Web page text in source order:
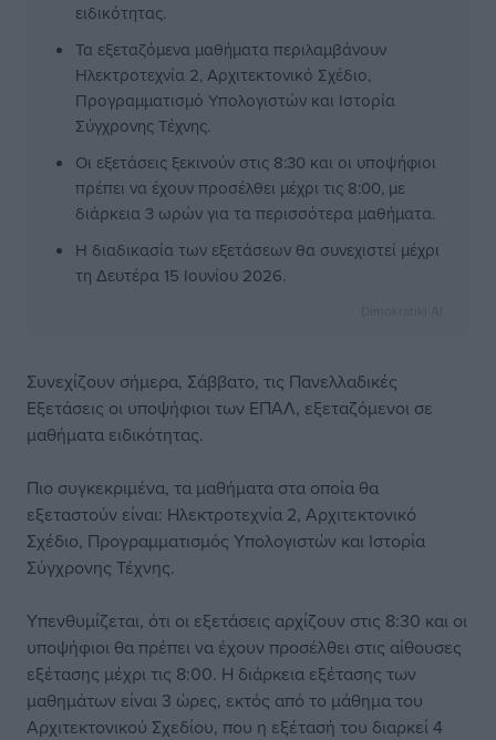
ειδικότητας.
Τα εξεταζόμενα μαθήματα περιλαμβάνουν
Ηλεκτροτεχνία 2, Αρχιτεκτονικό Σχέδιο,
Προγραμματισμό Υπολογιστών και Ιστορία
Σύγχρονης Τέχνης.
Οι εξετάσεις ξεκινούν στις 8:30 και οι υποψήφιοι
πρέπει να έχουν προσέλθει μέχρι τις 8:00, με
διάρκεια 3 ωρών για τα περισσότερα μαθήματα.
Η διαδικασία των εξετάσεων θα συνεχιστεί μέχρι
τη Δευτέρα 15 Ιουνίου 2026.
Συνεχίζουν σήμερα, Σάββατο, τις Πανελλαδικές
Εξετάσεις οι υποψήφιοι των ΕΠΑΛ, εξεταζόμενοι σε
μαθήματα ειδικότητας.
Πιο συγκεκριμένα, τα μαθήματα στα οποία θα
εξεταστούν είναι: Ηλεκτροτεχνία 2, Αρχιτεκτονικό
Σχέδιο, Προγραμματισμός Υπολογιστών και Ιστορία
Σύγχρονης Τέχνης.
Υπενθυμίζεται, ότι οι εξετάσεις αρχίζουν στις 8:30 και οι
υποψήφιοι θα πρέπει να έχουν προσέλθει στις αίθουσες
εξέτασης μέχρι τις 8:00. Η διάρκεια εξέτασης των
μαθημάτων είναι 3 ώρες, εκτός από το μάθημα του
Αρχιτεκτονικού Σχεδίου, που η εξέτασή του διαρκεί 4